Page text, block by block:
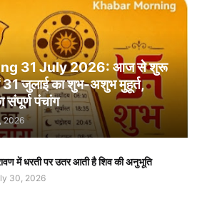
31 July 2026: आज से शुरू
जुलाई का शुभ-अशुभ मुहूर्त,
पंचांग
2026
में धरती पर उतर आती है शिव की अनुभूति
30, 2026